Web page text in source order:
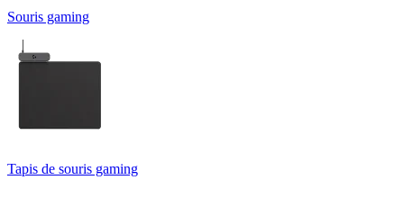
Souris gaming
Tapis de souris gaming